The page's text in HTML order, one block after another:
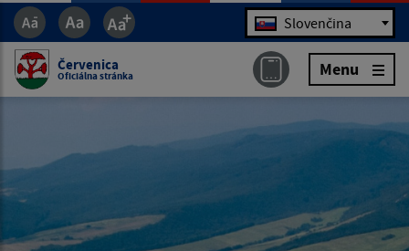
Jazyk Slovenčina
Červenica
Oficiálna stránka Menu